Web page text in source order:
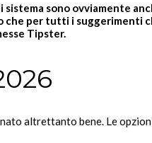
sistema sono ovviamente
per tutti i suggerimenti
Tipster.
altrettanto bene. Le